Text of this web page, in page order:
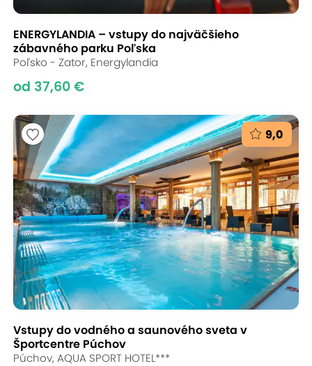
ENERGYLANDIA – vstupy do najväčšieho
zábavného parku Poľska
Poľsko - Zator, Energylandia
od 37,60 €
9,0
Vstupy do vodného a saunového sveta v
Športcentre Púchov
Púchov, AQUA SPORT HOTEL***